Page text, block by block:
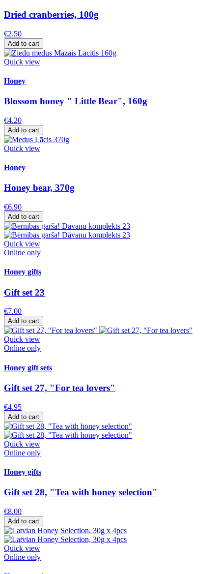
Dried cranberries, 100g
€2.50
Add to cart
Quick view
Honey
Blossom honey " Little Bear", 160g
€4.20
Add to cart
Quick view
Honey
Honey bear, 370g
€6.90
Add to cart
Quick view
Online only
Honey gifts
Gift set 23
€7.00
Add to cart
Quick view
Online only
Honey gift sets
Gift set 27, "For tea lovers"
€4.95
Add to cart
Quick view
Online only
Honey gifts
Gift set 28, "Tea with honey selection"
€8.00
Add to cart
Quick view
Online only